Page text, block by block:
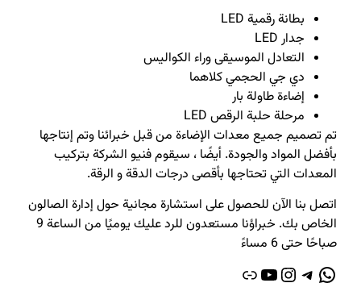
بطانة رقمية LED
جدار LED
التعادل الموسيقى وراء الكواليس
دي جي الحجمي كلاهما
إضاءة طاولة بار
مرحلة حلبة الرقص LED
تم تصميم جميع معدات الإضاءة من قبل خبرائنا وتم إنتاجها
بأفضل المواد والجودة. أيضًا ، سيقوم فنيو الشركة بتركيب
المعدات التي تحتاجها بأقصى درجات الدقة و الرقة.
اتصل بنا الآن للحصول على استشارة مجانية حول إدارة الصالون
الخاص بك. خبراؤنا مستعدون للرد عليك يوميًا من الساعة 9
صباحًا حتى 6 مساءً